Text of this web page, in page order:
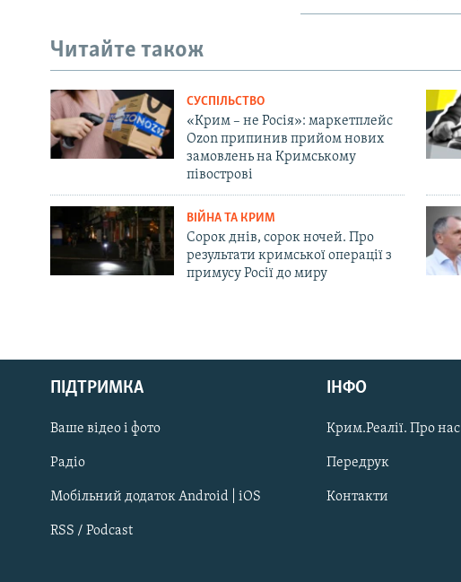
Русский
Qırımtatar
ДОЛУЧАЙСЯ!
Читайте також
СУСПІЛЬСТВО
«Крим – не Росія»: маркетплейс
Ozon припинив прийом нових
замовлень на Кримському
півострові
ВІЙНА ТА КРИМ
Сорок днів, сорок ночей. Про
результати кримської операції з
примусу Росії до миру
ПІДТРИМКА
Ваше відео і фото
Радіо
Мобільний додаток Android | iOS
RSS / Podcast
ІНФО
Крим.Реалії. Про нас
Передрук
Контакти